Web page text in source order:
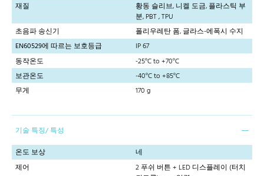
재질
황동 슬리브, 니켈 도금, 플라스틱 부
분, PBT , TPU
초음파 송신기
폴리우레탄 폼, 글라스-에폭시 수지
EN60529에 따르는 보호등급
IP 67
동작온도
-25°C to +70°C
보관온도
-40°C to +85°C
무게
170 g
기술 특징/ 특성
온도 보상
네
제어
2 푸쉬 버튼 + LED 디스플레이 (터치